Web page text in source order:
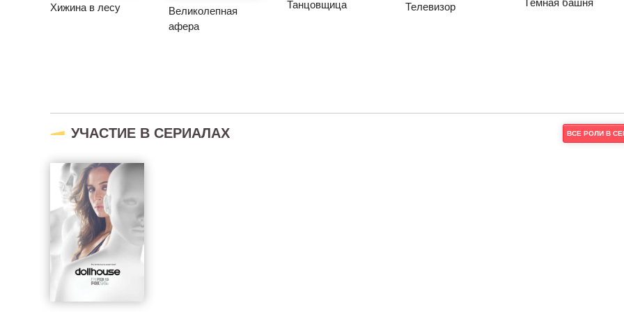
Хижина в лесу
Великолепная
афера
Танцовщица Телевизор Тёмная башня
УЧАСТИЕ В СЕРИАЛАХ ВСЕ РОЛИ В